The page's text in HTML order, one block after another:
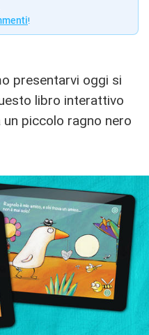
!
presentarvi oggi si
libro interattivo
un piccolo ragno nero